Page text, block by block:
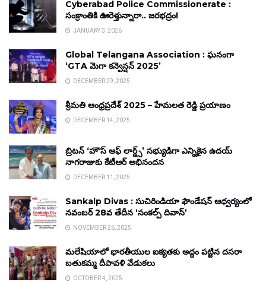
Cyberabad Police Commissionerate :
సంక్రాంతికి ఊరెళ్తున్నారా.. జరభద్రం!
JANUARY 3, 2026
Global Telangana Association : ఘనంగా
‘GTA మెగా కన్వెన్షన్ 2025’
DECEMBER 29, 2025
శ్రీమతి ఆంధ్రప్రదేశ్ 2025 – హేమలత రెడ్డి ప్రయాణం
DECEMBER 14, 2025
బ్రిటన్ ‘హౌస్ ఆఫ్ లార్డ్స్’ సభ్యుడిగా ఎన్నికైన ఉదయ్
నాగరాజుకు కేటీఆర్ అభినందన
DECEMBER 11, 2025
Sankalp Divas : సుచిరిండియా ఫౌండేషన్ ఆధ్వర్యంలో
నవంబర్ 28వ తేదీన ‘సంకల్ప్ దివాస్’
NOVEMBER 26, 2025
మలేషియాలో భారతీయుల ఐక్యతకు అద్దం పట్టిన దసరా
బతుకమ్మ దీపావళి వేడుకలు
OCTOBER 4, 2025